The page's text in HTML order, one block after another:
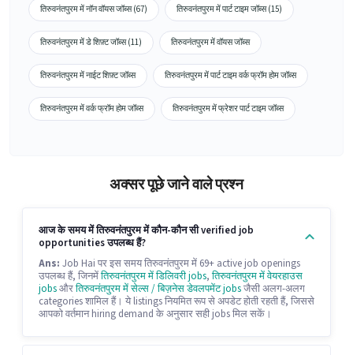
तिरुवनंतपुरम में नॉन वॉयस जॉब्स (67) तिरुवनंतपुरम में पार्ट टाइम जॉब्स (15)
तिरुवनंतपुरम में डे शिफ़्ट जॉब्स (11) तिरुवनंतपुरम में वॉयस जॉब्स
तिरुवनंतपुरम में नाईट शिफ़्ट जॉब्स तिरुवनंतपुरम में पार्ट टाइम वर्क फ्रॉम होम जॉब्स
तिरुवनंतपुरम में वर्क फ्रॉम होम जॉब्स तिरुवनंतपुरम में फ्रेशर पार्ट टाइम जॉब्स
अक्सर पूछे जाने वाले प्रश्न
आज के समय में तिरुवनंतपुरम में कौन-कौन सी verified job
opportunities उपलब्ध हैं?
Ans: Job Hai पर इस समय तिरुवनंतपुरम में 69+ active job openings
उपलब्ध हैं, जिनमेंतिरुवनंतपुरम में डिलिवरी jobs,तिरुवनंतपुरम में वेयरहाउस
jobsऔरतिरुवनंतपुरम में सेल्स / बिज़नेस डेवलपमेंट jobsजैसी अलग-अलग
categories शामिल हैं। ये listings नियमित रूप से अपडेट होती रहती हैं, जिससे
आपको वर्तमान hiring demand के अनुसार सही jobs मिल सकें।